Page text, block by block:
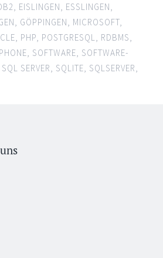
EISLINGEN ESSLINGEN
GÖPPINGEN MICROSOFT
PHP POSTGRESQL RDBMS
SOFTWARE SOFTWARE-
SQL SERVER SQLITE SQLSERVER